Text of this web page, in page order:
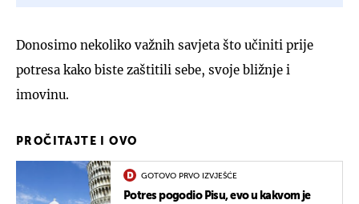
Donosimo nekoliko važnih savjeta što učiniti prije
potresa kako biste zaštitili sebe, svoje bližnje i
imovinu.
PROČITAJTE I OVO
GOTOVO PRVO IZVJEŠĆE
Potres pogodio Pisu, evo u kakvom je